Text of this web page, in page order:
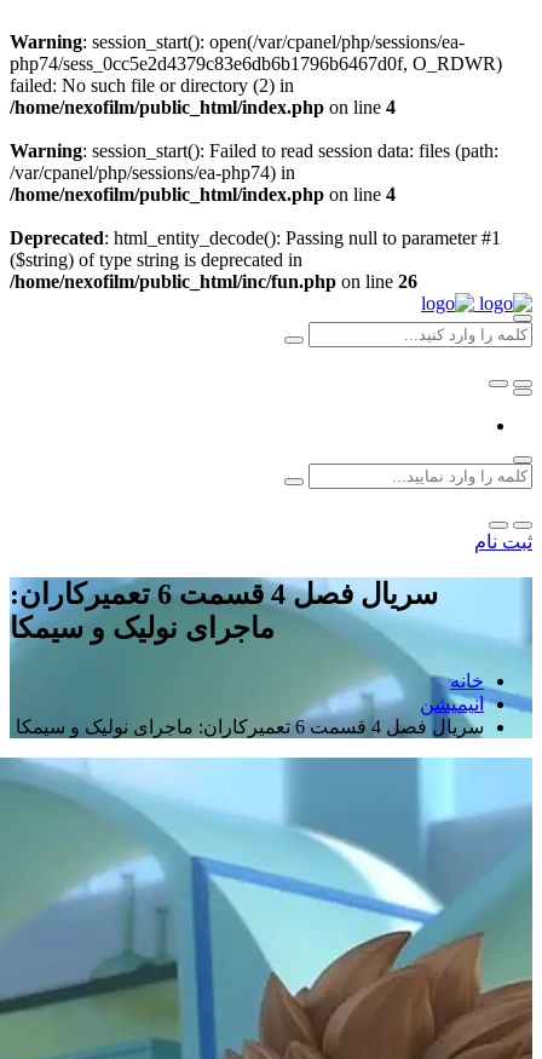
Warning: session_start(): open(/var/cpanel/php/sessions/ea-
php74/sess_0cc5e2d4379c83e6db6b1796b6467d0f, O_RDWR)
failed: No such file or directory (2) in
/home/nexofilm/public_html/index.php on line 4
Warning: session_start(): Failed to read session data: files (path:
/var/cpanel/php/sessions/ea-php74) in
/home/nexofilm/public_html/index.php on line 4
Deprecated: html_entity_decode(): Passing null to parameter #1
($string) of type string is deprecated in
/home/nexofilm/public_html/inc/fun.php on line 26
ثبت نام
سریال فصل 4 قسمت 6 تعمیرکاران:
ماجرای نولیک و سیمکا
خانه
انیمیشن
سریال فصل 4 قسمت 6 تعمیرکاران: ماجرای نولیک و سیمکا